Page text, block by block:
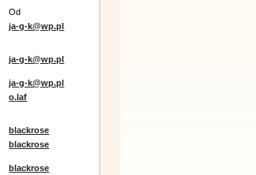
Od
ja-g-k@wp.pl
ja-g-k@wp.pl
ja-g-k@wp.pl
o.laf
blackrose
blackrose
blackrose